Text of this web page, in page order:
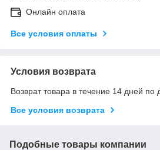
Онлайн оплата
Все условия оплаты
Условия возврата
Возврат товара в течение 14 дней по
Все условия возврата
Подобные товары компании